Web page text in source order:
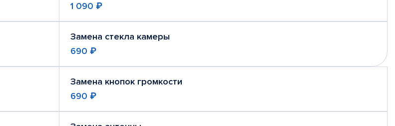
1 090 ₽
Замена стекла камеры
690 ₽
Замена кнопок громкости
690 ₽